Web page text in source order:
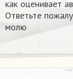
как оценивает
Ответьте
молю